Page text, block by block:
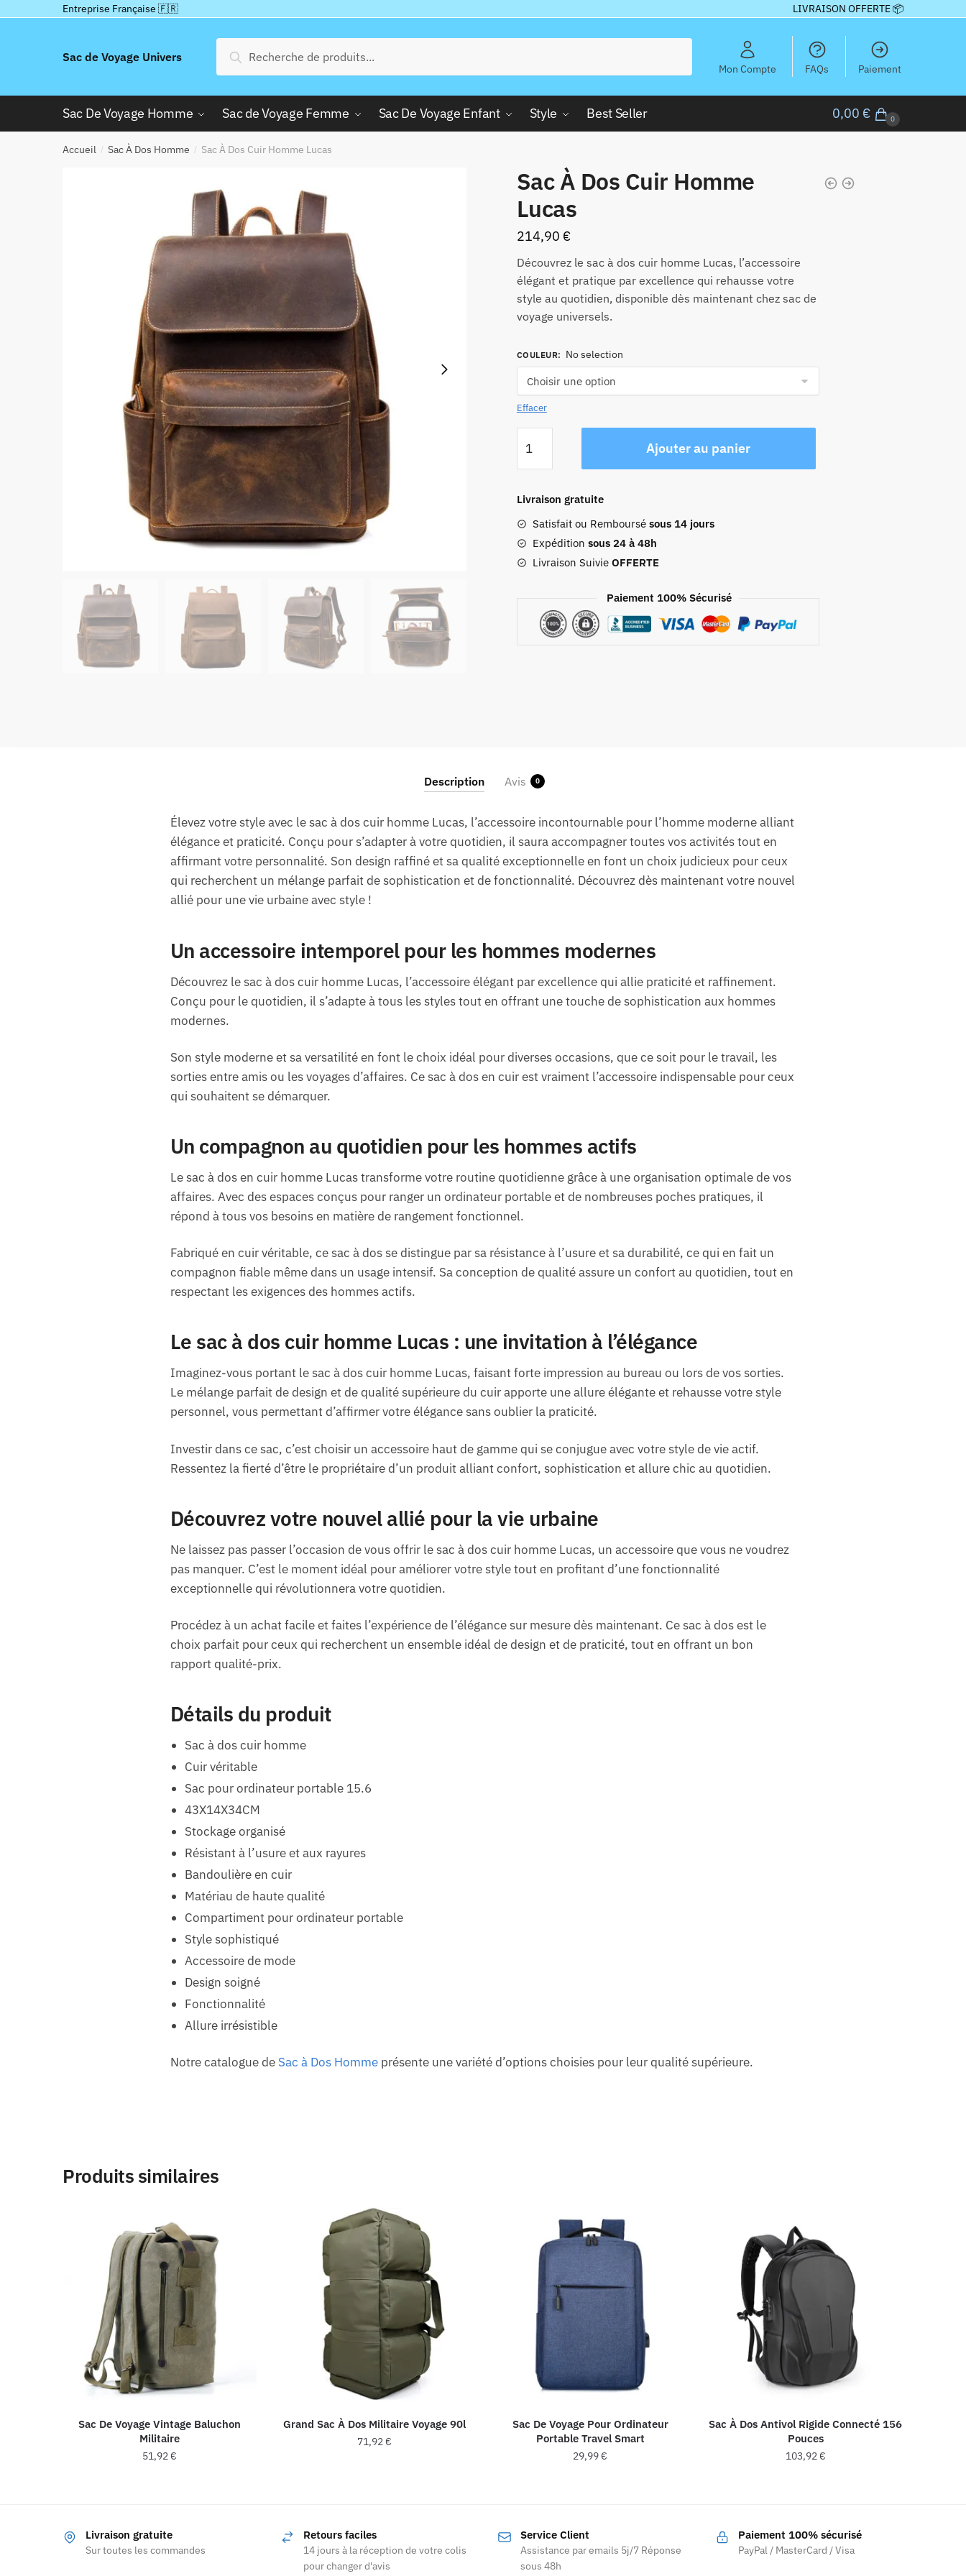
Entreprise Française 🇫🇷 LIVRAISON OFFERTE 📦
Sac de Voyage Univers
pour :
Recherche
Mon Compte FAQs Paiement
Sac De Voyage Homme Sac de Voyage Femme Sac De Voyage Enfant Style Best Seller 0,00 € 0
Accueil / Sac À Dos Homme / Sac À Dos Cuir Homme Lucas
Sac À Dos Cuir Homme
Lucas
214,90 €
Découvrez le sac à dos cuir homme Lucas, l’accessoire
élégant et pratique par excellence qui rehausse votre
style au quotidien, disponible dès maintenant chez sac de
voyage universels.
COULEUR: No selection
Effacer
de
Sac
Dos
Cuir
Homme
Lucas
Ajouter au panier
Livraison gratuite
Satisfait ou Remboursé sous 14 jours
Expédition sous 24 à 48h
Livraison Suivie OFFERTE
Paiement 100% Sécurisé
Description Avis 0
Élevez votre style avec le sac à dos cuir homme Lucas, l’accessoire incontournable pour l’homme moderne alliant
élégance et praticité. Conçu pour s’adapter à votre quotidien, il saura accompagner toutes vos activités tout en
affirmant votre personnalité. Son design raffiné et sa qualité exceptionnelle en font un choix judicieux pour ceux
qui recherchent un mélange parfait de sophistication et de fonctionnalité. Découvrez dès maintenant votre nouvel
allié pour une vie urbaine avec style !
Un accessoire intemporel pour les hommes modernes
Découvrez le sac à dos cuir homme Lucas, l’accessoire élégant par excellence qui allie praticité et raffinement.
Conçu pour le quotidien, il s’adapte à tous les styles tout en offrant une touche de sophistication aux hommes
modernes.
Son style moderne et sa versatilité en font le choix idéal pour diverses occasions, que ce soit pour le travail, les
sorties entre amis ou les voyages d’affaires. Ce sac à dos en cuir est vraiment l’accessoire indispensable pour ceux
qui souhaitent se démarquer.
Un compagnon au quotidien pour les hommes actifs
Le sac à dos en cuir homme Lucas transforme votre routine quotidienne grâce à une organisation optimale de vos
affaires. Avec des espaces conçus pour ranger un ordinateur portable et de nombreuses poches pratiques, il
répond à tous vos besoins en matière de rangement fonctionnel.
Fabriqué en cuir véritable, ce sac à dos se distingue par sa résistance à l’usure et sa durabilité, ce qui en fait un
compagnon fiable même dans un usage intensif. Sa conception de qualité assure un confort au quotidien, tout en
respectant les exigences des hommes actifs.
Le sac à dos cuir homme Lucas : une invitation à l’élégance
Imaginez-vous portant le sac à dos cuir homme Lucas, faisant forte impression au bureau ou lors de vos sorties.
Le mélange parfait de design et de qualité supérieure du cuir apporte une allure élégante et rehausse votre style
personnel, vous permettant d’affirmer votre élégance sans oublier la praticité.
Investir dans ce sac, c’est choisir un accessoire haut de gamme qui se conjugue avec votre style de vie actif.
Ressentez la fierté d’être le propriétaire d’un produit alliant confort, sophistication et allure chic au quotidien.
Découvrez votre nouvel allié pour la vie urbaine
Ne laissez pas passer l’occasion de vous offrir le sac à dos cuir homme Lucas, un accessoire que vous ne voudrez
pas manquer. C’est le moment idéal pour améliorer votre style tout en profitant d’une fonctionnalité
exceptionnelle qui révolutionnera votre quotidien.
Procédez à un achat facile et faites l’expérience de l’élégance sur mesure dès maintenant. Ce sac à dos est le
choix parfait pour ceux qui recherchent un ensemble idéal de design et de praticité, tout en offrant un bon
rapport qualité-prix.
Détails du produit
Sac à dos cuir homme
Cuir véritable
Sac pour ordinateur portable 15.6
43X14X34CM
Stockage organisé
Résistant à l’usure et aux rayures
Bandoulière en cuir
Matériau de haute qualité
Compartiment pour ordinateur portable
Style sophistiqué
Accessoire de mode
Design soigné
Fonctionnalité
Allure irrésistible
Notre catalogue de Sac à Dos Hommeprésente une variété d’options choisies pour leur qualité supérieure.
Produits similaires
Sac De Voyage Vintage Baluchon
Militaire
51,92€
plusieurs
variations.
Grand Sac À Dos Militaire Voyage 90l
71,92€
variations.
Les
Sac De Voyage Pour Ordinateur
Portable Travel Smart
29,99€
variations.
Sac À Dos Antivol Rigide Connecté 156
Pouces
103,92€
Livraison gratuite
Sur toutes les commandes
Retours faciles
14 jours à la réception de votre colis
pour changer d'avis
Service Client
Assistance par emails 5j/7 Réponse
sous 48h
Paiement 100% sécurisé
PayPal / MasterCard / Visa